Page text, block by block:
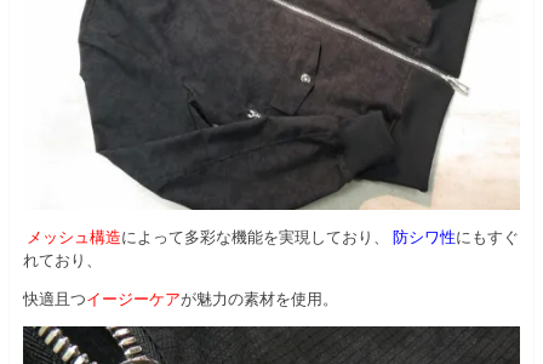
メッシュ構造によって多彩な機能を実現しており、 防シワ性にもすぐ
れており、
快適且つイージーケアが魅力の素材を使用。